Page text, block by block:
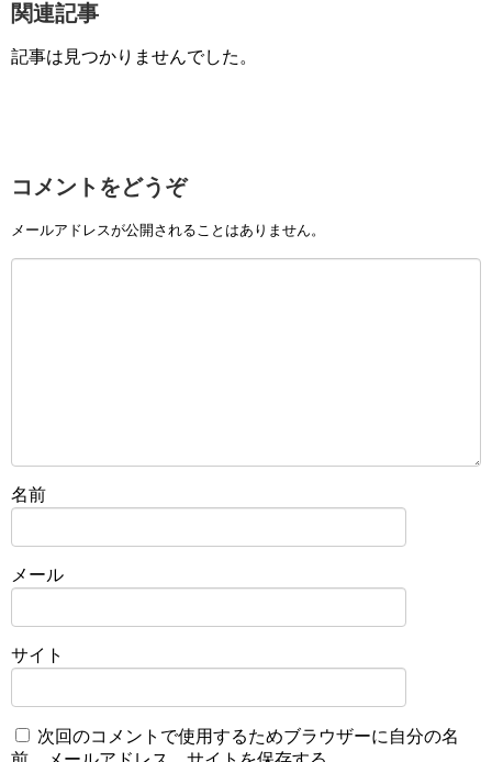
関連記事
記事は見つかりませんでした。
コメントをどうぞ
メールアドレスが公開されることはありません。
名前
メール
サイト
次回のコメントで使用するためブラウザーに自分の名